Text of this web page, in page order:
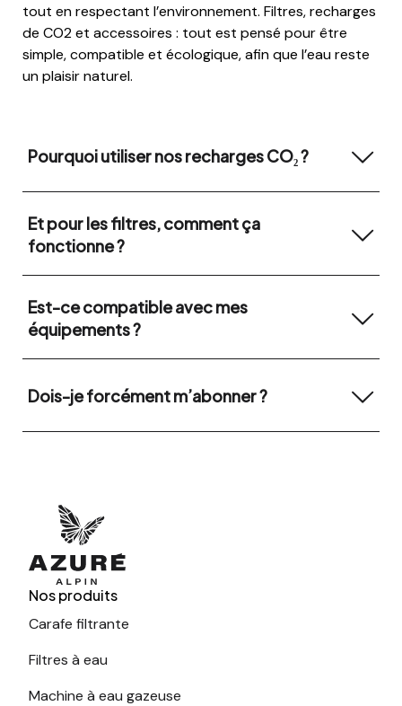
tout en respectant l’environnement. Filtres, recharges
de CO2 et accessoires : tout est pensé pour être
simple, compatible et écologique, afin que l’eau reste
un plaisir naturel.
Pourquoi utiliser nos recharges CO₂ ?
Et pour les filtres, comment ça
fonctionne ?
Est-ce compatible avec mes
équipements ?
Dois-je forcément m’abonner ?
Nos produits
Carafe filtrante
Filtres à eau
Machine à eau gazeuse